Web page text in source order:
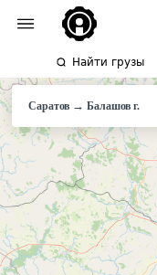
Найти грузы
Саратов →Балашовг.